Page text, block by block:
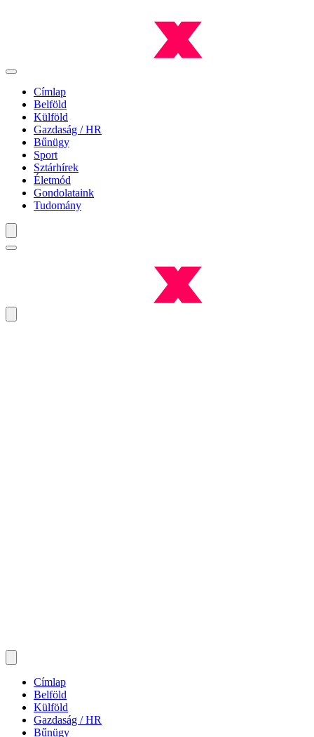
Címlap
Belföld
Külföld
Gazdaság / HR
Bűnügy
Sport
Sztárhírek
Életmód
Gondolataink
Tudomány
Címlap
Belföld
Külföld
Gazdaság / HR
Bűnügy